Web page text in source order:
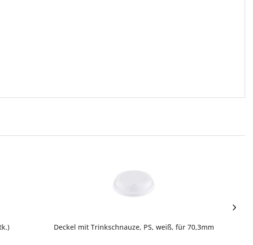
Deckel mit Trinkschnauze, PS, weiß, für 70,3mm